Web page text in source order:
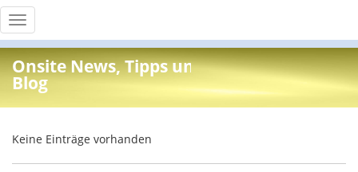
Toggle
navigation
Onsite News, Tipps und Info
Blog
Keine Einträge vorhanden